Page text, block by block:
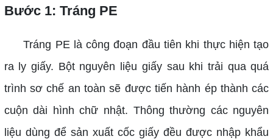
Bước 1: Tráng PE
Tráng PE là công đoạn đầu tiên khi thực hiện tạo
ra ly giấy. Bột nguyên liệu giấy sau khi trải qua quá
trình sơ chế an toàn sẽ được tiến hành ép thành các
cuộn dài hình chữ nhật. Thông thường các nguyên
liệu dùng để sản xuất cốc giấy đều được nhập khẩu